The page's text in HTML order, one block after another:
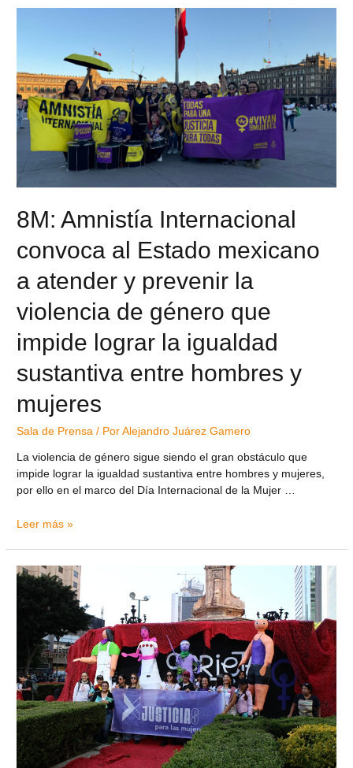
8M: Amnistía Internacional
convoca al Estado mexicano
a atender y prevenir la
violencia de género que
impide lograr la igualdad
sustantiva entre hombres y
mujeres
Sala de Prensa / PorAlejandro Juárez Gamero
La violencia de género sigue siendo el gran obstáculo que
impide lograr la igualdad sustantiva entre hombres y mujeres,
por ello en el marco del Día Internacional de la Mujer …
Leer más »